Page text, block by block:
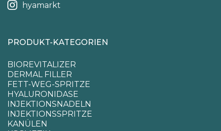
hyamarkt
PRODUKT-KATEGORIEN
BIOREVITALIZER
DERMAL FILLER
FETT-WEG-SPRITZE
HYALURONIDASE
INJEKTIONSNADELN
INJEKTIONSSPRITZE
KANÜLEN